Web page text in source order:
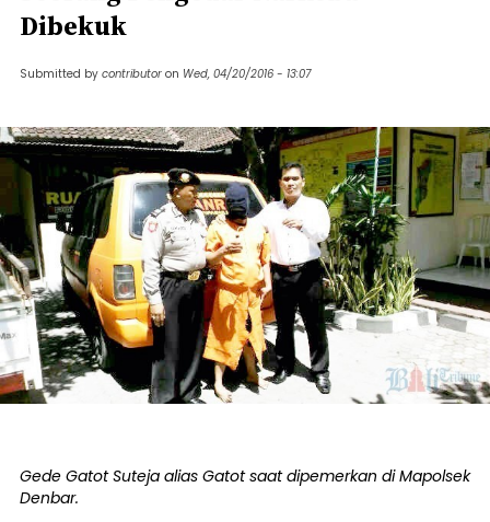
Dibekuk
Submitted by contributor on Wed, 04/20/2016 - 13:07
Gede Gatot Suteja alias Gatot saat dipemerkan di Mapolsek
Denbar.